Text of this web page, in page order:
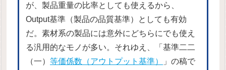
が、製品重量の比率としても使えるから、
Output基準（製品の品質基準）としても有効
だ。素材系の製品には意外にどちらにでも使え
る汎用的なモノが多い。それゆえ、「基準二二
（一）等価係数（アウトプット基準）
」の稿で